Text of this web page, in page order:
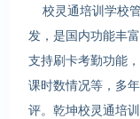
校灵通培训学校
发，是国内功能丰
支持刷卡考勤功能
课时数情况等，多
评。乾坤校灵通培